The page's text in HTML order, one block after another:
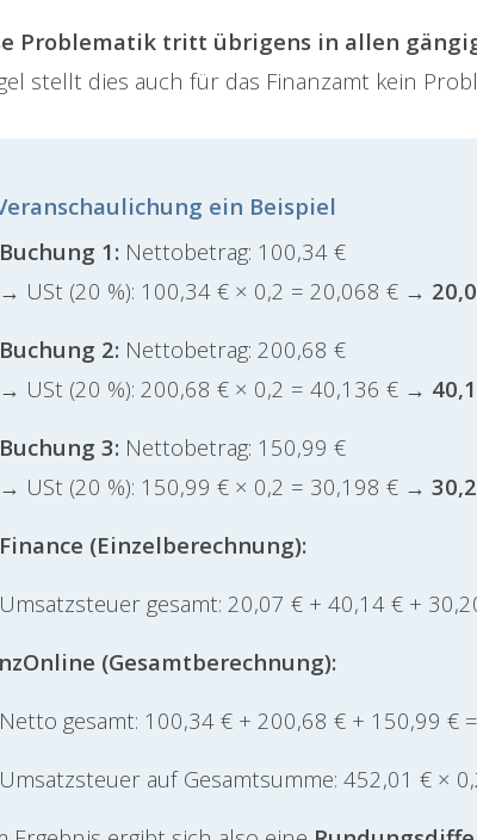
Problematik tritt übrigens in allen
stellt dies auch für das Finanzamt kein
ein Beispiel
Buchung 1: Nettobetrag: 100,34 €
→ USt (20 %): 100,34 € × 0,2 = 20,068 € →
Buchung 2: Nettobetrag: 200,68 €
→ USt (20 %): 200,68 € × 0,2 = 40,136 € →
Buchung 3: Nettobetrag: 150,99 €
→ USt (20 %): 150,99 € × 0,2 = 30,198 € →
(Einzelberechnung):
Umsatzsteuer gesamt: 20,07 € + 40,14 € +
(Gesamtberechnung):
Netto gesamt: 100,34 € + 200,68 € + 150,99 €
Umsatzsteuer auf Gesamtsumme: 452,01 € ×